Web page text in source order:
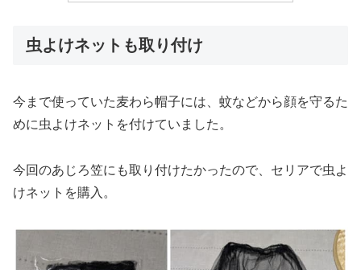
虫よけネットも取り付け
今まで使っていた麦わら帽子には、蚊などから顔を守るた
めに虫よけネットを付けていました。
今回のあじろ笠にも取り付けたかったので、セリアで虫よ
けネットを購入。